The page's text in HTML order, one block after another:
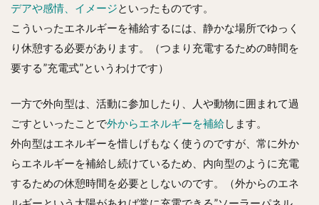
補給
法。
内向
型は
内か
外向
外か
ら。
1.2
②内
デアや感情、イメージ といったものです。
こういったエネルギーを補給するには、静かな場所でゆっく
り休憩する必要があります。（つまり充電するための時間を
要する”充電式”というわけです）
一方で外向型は、活動に参加したり、人や動物に囲まれて過
ごすといったことで外からエネルギーを補給します。
外向型はエネルギーを惜しげもなく使うのですが、常に外か
らエネルギーを補給し続けているため、内向型のように充電
するための休憩時間を必要としないのです。（外からのエネ